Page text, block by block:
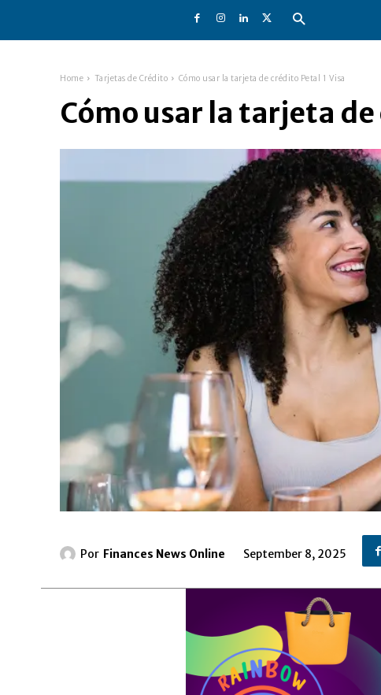
Home Tarjetas de Crédito Cómo usar la tarjeta de crédito Petal 1 Visa
Cómo usar la tarjeta de
Por Finances News Online September 8, 2025